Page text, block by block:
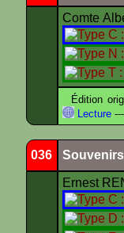
Comte
Édition
Lecture ---
036
Ernest